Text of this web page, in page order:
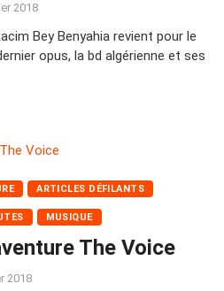
2018
Bey Benyahia revient pour le
opus, la bd algérienne et ses
ARTICLES DÉFILANTS
MUSIQUE
The Voice
2018